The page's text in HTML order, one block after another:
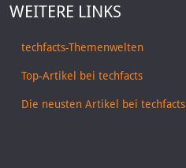
WEITERE LINKS
techfacts-Themenwelten
Top-Artikel bei techfacts
Die neusten Artikel bei techfacts